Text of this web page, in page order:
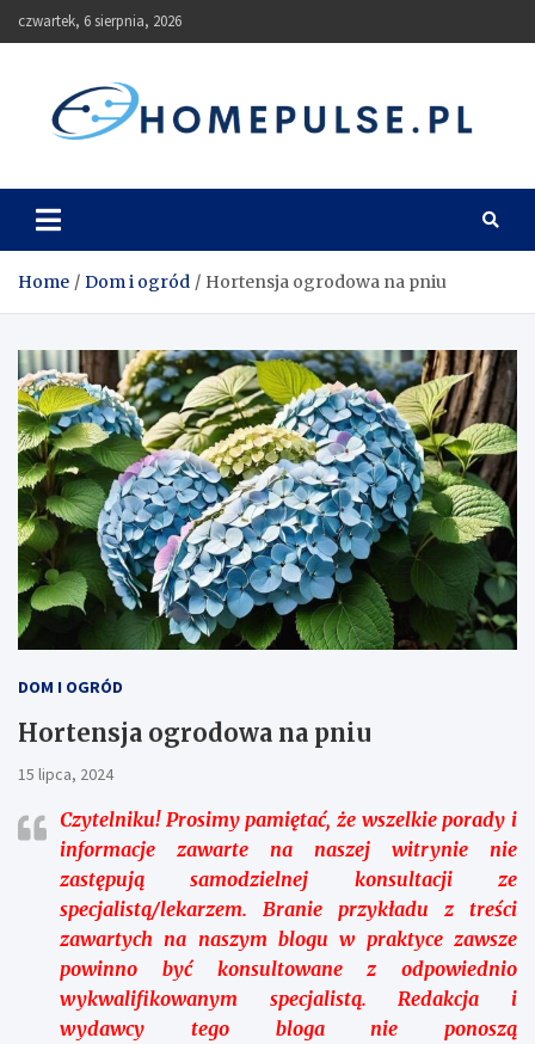
to
czwartek, 6 sierpnia, 2026
homepulse.pl
Home Dom i ogród Hortensja ogrodowa na pniu
DOM I OGRÓD
Hortensja ogrodowa na pniu
15 lipca, 2024
Czytelniku!Prosimy pamiętać, że wszelkie porady i
informacje zawarte na naszej witrynie nie
zastępują samodzielnej konsultacji ze
specjalistą/lekarzem. Branie przykładu z treści
zawartych na naszym blogu w praktyce zawsze
powinno być konsultowane z odpowiednio
wykwalifikowanym specjalistą. Redakcja i
wydawcy tego bloga nie ponoszą